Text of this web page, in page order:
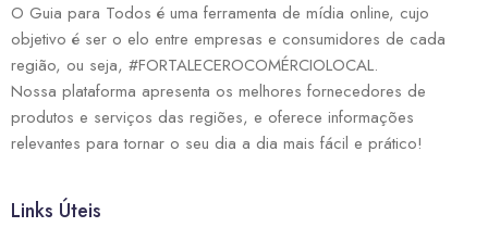
O Guia para Todos é uma ferramenta de mídia online, cujo
objetivo é ser o elo entre empresas e consumidores de cada
região, ou seja, #FORTALECEROCOMÉRCIOLOCAL.
Nossa plataforma apresenta os melhores fornecedores de
produtos e serviços das regiões, e oferece informações
relevantes para tornar o seu dia a dia mais fácil e prático!
Links Úteis